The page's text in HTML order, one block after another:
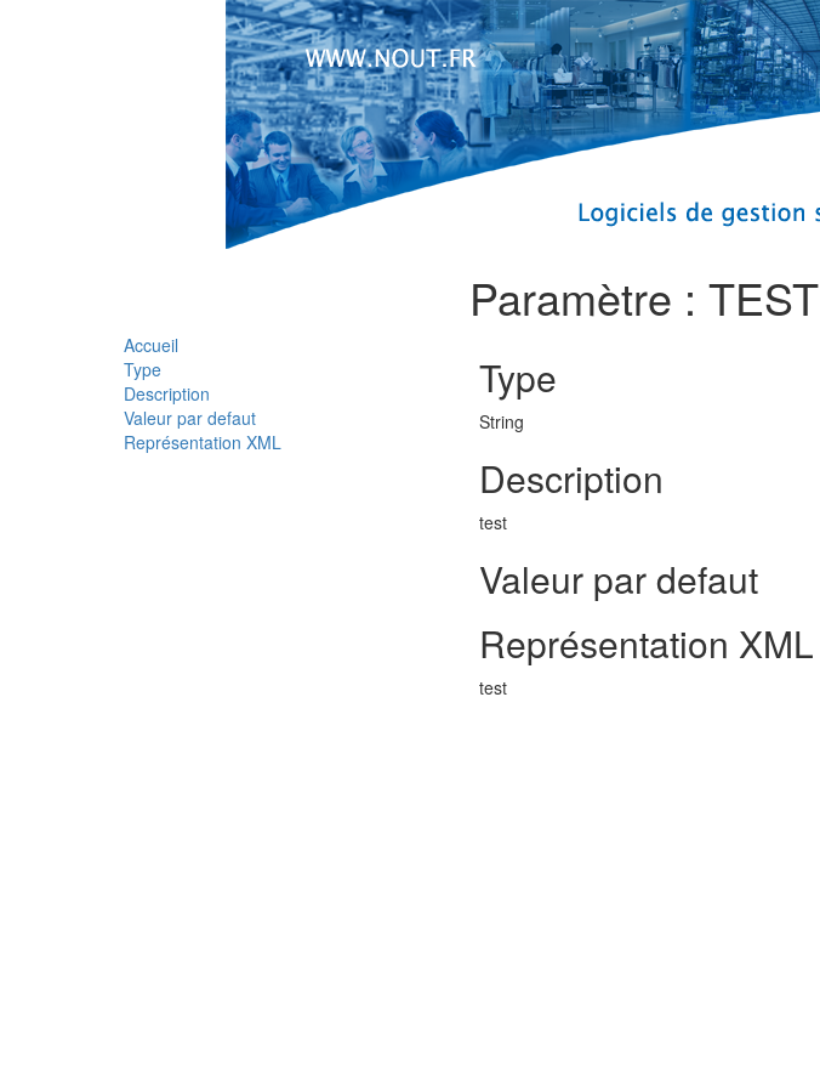
Paramètre : TEST
Accueil
Type
Description
Valeur par defaut
Représentation XML
Type
String
Description
test
Valeur par defaut
Représentation XML
test